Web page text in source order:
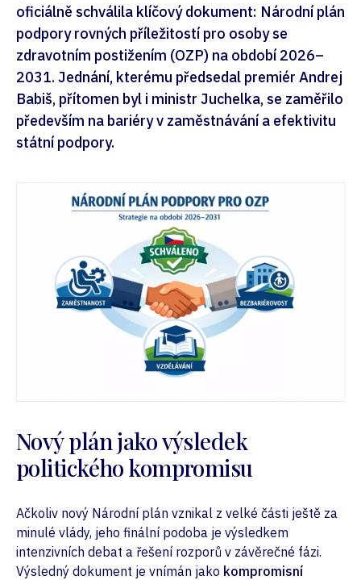
oficiálně schválila klíčový dokument: Národní plán
podpory rovných příležitostí pro osoby se
zdravotním postižením (OZP) na období 2026–
2031. Jednání, kterému předsedal premiér Andrej
Babiš, přítomen byl i ministr Juchelka, se zaměřilo
především na bariéry v zaměstnávání a efektivitu
státní podpory.
Nový plán jako výsledek
politického kompromisu
Ačkoliv nový Národní plán vznikal z velké části ještě za
minulé vlády, jeho finální podoba je výsledkem
intenzivních debat a řešení rozporů v závěrečné fázi.
Výsledný dokument je vnímán jako kompromisní